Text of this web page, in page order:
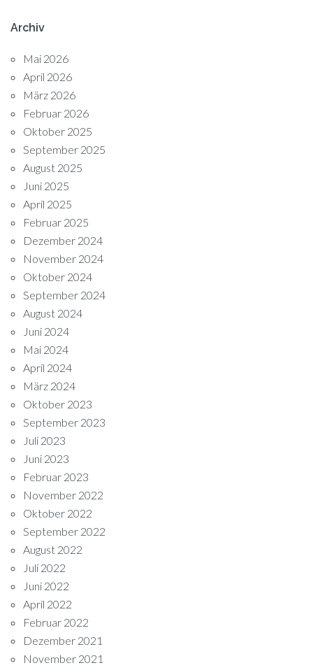
Archiv
Mai 2026
April 2026
März 2026
Februar 2026
Oktober 2025
September 2025
August 2025
Juni 2025
April 2025
Februar 2025
Dezember 2024
November 2024
Oktober 2024
September 2024
August 2024
Juni 2024
Mai 2024
April 2024
März 2024
Oktober 2023
September 2023
Juli 2023
Juni 2023
Februar 2023
November 2022
Oktober 2022
September 2022
August 2022
Juli 2022
Juni 2022
April 2022
Februar 2022
Dezember 2021
November 2021